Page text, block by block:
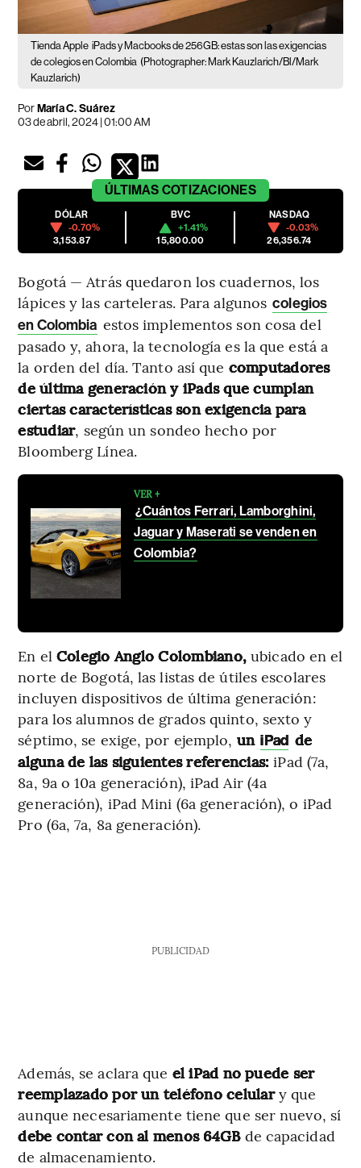
Tienda Apple iPads y Macbooks de 256GB: estas son las exigencias
de colegios en Colombia (Photographer: Mark Kauzlarich/Bl/Mark
Kauzlarich)
PorMaría C. Suárez
03 de abril, 2024 | 01:00 AM
ÚLTIMAS COTIZACIONES
DÓLAR
-0.70%
3,153.87
BVC
+1.41%
15,800.00
NASDAQ
-0.03%
26,356.74
Bogotá — Atrás quedaron los cuadernos, los
lápices y las carteleras. Para algunos colegios
en Colombia estos implementos son cosa del
pasado y, ahora, la tecnología es la que está a
la orden del día. Tanto así que computadores
de última generación y iPads que cumplan
ciertas características son exigencia para
estudiar, según un sondeo hecho por
Bloomberg Línea.
VER +
¿Cuántos Ferrari, Lamborghini,
Jaguar y Maserati se venden en
Colombia?
En el Colegio Anglo Colombiano, ubicado en el
norte de Bogotá, las listas de útiles escolares
incluyen dispositivos de última generación:
para los alumnos de grados quinto, sexto y
séptimo, se exige, por ejemplo, un iPad de
alguna de las siguientes referencias: iPad (7a,
8a, 9a o 10a generación), iPad Air (4a
generación), iPad Mini (6a generación), o iPad
Pro (6a, 7a, 8a generación).
PUBLICIDAD
Además, se aclara que el iPad no puede ser
reemplazado por un teléfono celulary que
aunque necesariamente tiene que ser nuevo, sí
debe contar con al menos 64GB de capacidad
de almacenamiento.